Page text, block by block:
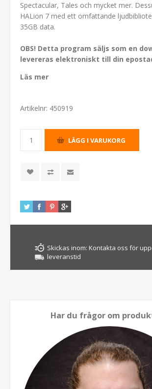
Spectacular, Tales och mycket mer.
HALion 7 med ett omfattande
35GB data.
OBS! Detta program säljs som en
levereras elektroniskt till din
Läs mer
Artikelnr: 450919
Skickas inom: Kontakta oss för
leveranstid
Har du frågor om